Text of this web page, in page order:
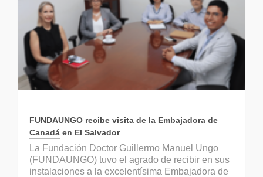
FUNDAUNGO recibe visita de la Embajadora de
Canadá en El Salvador
La Fundación Doctor Guillermo Manuel Ungo
(FUNDAUNGO) tuvo el agrado de recibir en sus
instalaciones a la excelentísima Embajadora de